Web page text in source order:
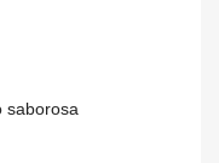
saborosa